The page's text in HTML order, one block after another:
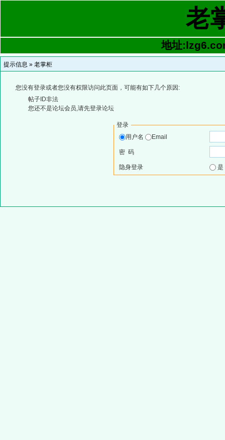
老
地址
提示信息 » 老掌柜
您没有登录或者您没有权限访问此页面，可能有如下几个原因:
帖子ID非法
您还不是论坛会员,请先登录论坛
登录
用户名
Email
密 码
隐身登录